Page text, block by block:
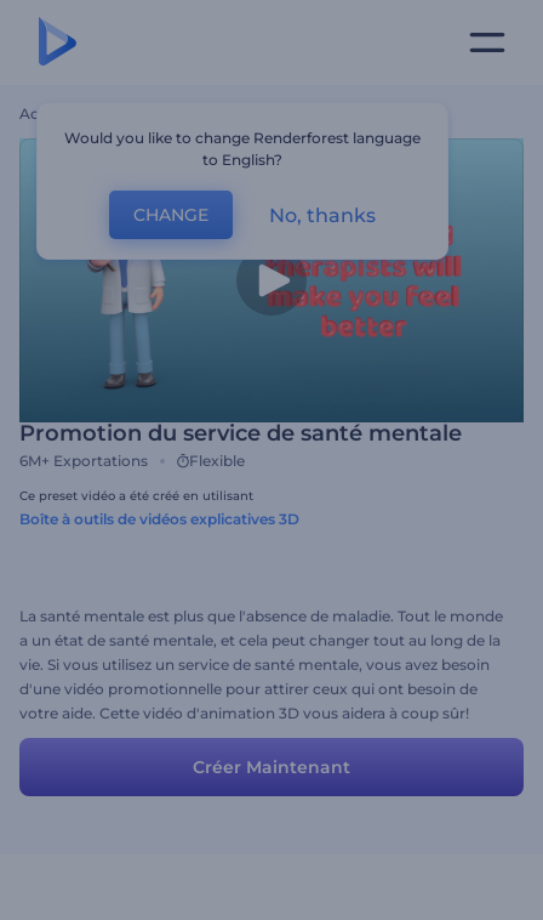
Accueil
Promotion du service de santé mentale
6M+ Exportations Flexible
Ce preset vidéo a été créé en utilisant
Boîte à outils de vidéos explicatives 3D
La santé mentale est plus que l'absence de maladie. Tout le monde
a un état de santé mentale, et cela peut changer tout au long de la
vie. Si vous utilisez un service de santé mentale, vous avez besoin
d'une vidéo promotionnelle pour attirer ceux qui ont besoin de
votre aide. Cette vidéo d'animation 3D vous aidera à coup sûr!
Ajoutez ou modifiez des informations personnelles et téléchargez la
vidéo promotionnelle la plus attrayante de tous les temps!
Créer Maintenant
Would you like to change Renderforest language
to English?
CHANGE No, thanks